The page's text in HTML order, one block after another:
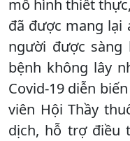
mô hình thiết
đã được mang lại
người được
bệnh không lây
Covid-19 diễn
viên Hội Thầy
dịch, hỗ trợ điều